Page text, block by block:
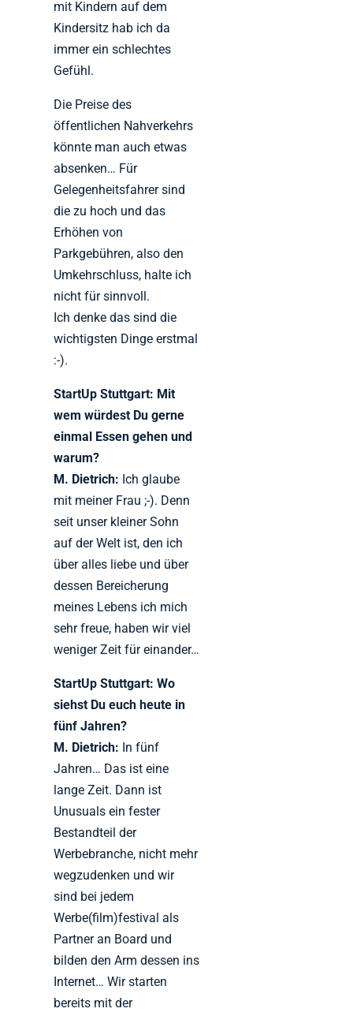
mit Kindern auf dem
Kindersitz hab ich da
immer ein schlechtes
Gefühl.
Die Preise des
öffentlichen Nahverkehrs
könnte man auch etwas
absenken… Für
Gelegenheitsfahrer sind
die zu hoch und das
Erhöhen von
Parkgebühren, also den
Umkehrschluss, halte ich
nicht für sinnvoll.
Ich denke das sind die
wichtigsten Dinge erstmal
:-).
StartUp Stuttgart: Mit
wem würdest Du gerne
einmal Essen gehen und
warum?
M. Dietrich: Ich glaube
mit meiner Frau ;-). Denn
seit unser kleiner Sohn
auf der Welt ist, den ich
über alles liebe und über
dessen Bereicherung
meines Lebens ich mich
sehr freue, haben wir viel
weniger Zeit für einander…
StartUp Stuttgart: Wo
siehst Du euch heute in
fünf Jahren?
M. Dietrich: In fünf
Jahren… Das ist eine
lange Zeit. Dann ist
Unusuals ein fester
Bestandteil der
Werbebranche, nicht mehr
wegzudenken und wir
sind bei jedem
Werbe(film)festival als
Partner an Board und
bilden den Arm dessen ins
Internet… Wir starten
bereits mit der